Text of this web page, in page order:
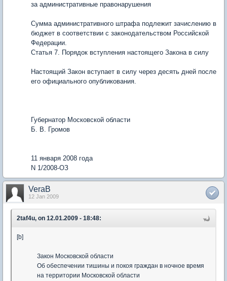
за административные правонарушения
Сумма административного штрафа подлежит зачислению в
бюджет в соответствии с законодательством Российской
Федерации.
Статья 7. Порядок вступления настоящего Закона в силу
Настоящий Закон вступает в силу через десять дней после
его официального опубликования.
Губернатор Московской области
Б. В. Громов
11 января 2008 года
N 1/2008-ОЗ
VeraB
12 Jan 2009
2taf4u, on 12.01.2009 - 18:48:
[b]
Закон Московской области
Об обеспечении тишины и покоя граждан в ночное время
на территории Московской области